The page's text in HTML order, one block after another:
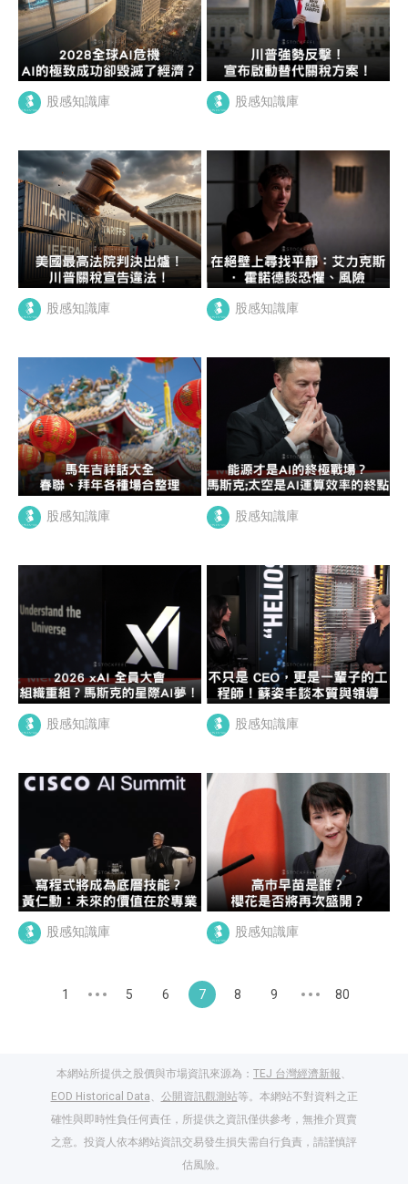
股感知識庫 股感知識庫
股感知識庫 股感知識庫
股感知識庫 股感知識庫
股感知識庫 股感知識庫
股感知識庫 股感知識庫
1 5 6 7 8 9 80
本網站所提供之股價與市場資訊來源為： TEJ 台灣經濟新報
EOD Historical Data
公開資訊觀測站等。本網站不對資料之正
確性與即時性負任何責任，所提供之資訊僅供參考，無推介買賣
之意。投資人依本網站資訊交易發生損失需自行負責，請謹慎評
估風險。